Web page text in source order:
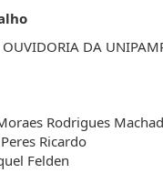
OUVIDORIA DA
Rodrigues
Ricardo
Felden